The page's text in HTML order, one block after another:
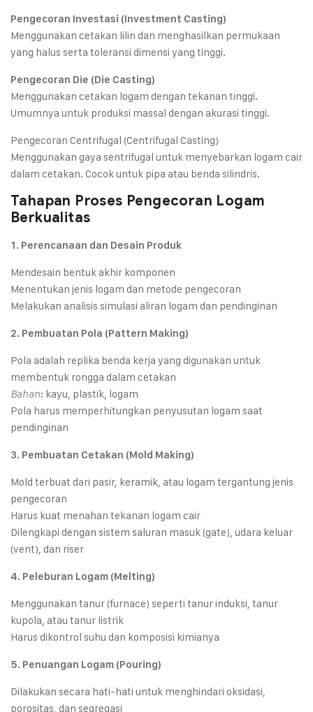
Pengecoran Investasi (Investment Casting)
Menggunakan cetakan lilin dan menghasilkan permukaan
yang halus serta toleransi dimensi yang tinggi.
Pengecoran Die (Die Casting)
Menggunakan cetakan logam dengan tekanan tinggi.
Umumnya untuk produksi massal dengan akurasi tinggi.
Pengecoran Centrifugal (Centrifugal Casting)
Menggunakan gaya sentrifugal untuk menyebarkan logam cair
dalam cetakan. Cocok untuk pipa atau benda silindris.
Tahapan Proses Pengecoran Logam
Berkualitas
1. Perencanaan dan Desain Produk
Mendesain bentuk akhir komponen
Menentukan jenis logam dan metode pengecoran
Melakukan analisis simulasi aliran logam dan pendinginan
2. Pembuatan Pola (Pattern Making)
Pola adalah replika benda kerja yang digunakan untuk
membentuk rongga dalam cetakan
Bahan: kayu, plastik, logam
Pola harus memperhitungkan penyusutan logam saat
pendinginan
3. Pembuatan Cetakan (Mold Making)
Mold terbuat dari pasir, keramik, atau logam tergantung jenis
pengecoran
Harus kuat menahan tekanan logam cair
Dilengkapi dengan sistem saluran masuk (gate), udara keluar
(vent), dan riser
4. Peleburan Logam (Melting)
Menggunakan tanur (furnace) seperti tanur induksi, tanur
kupola, atau tanur listrik
Harus dikontrol suhu dan komposisi kimianya
5. Penuangan Logam (Pouring)
Dilakukan secara hati-hati untuk menghindari oksidasi,
porositas, dan segregasi